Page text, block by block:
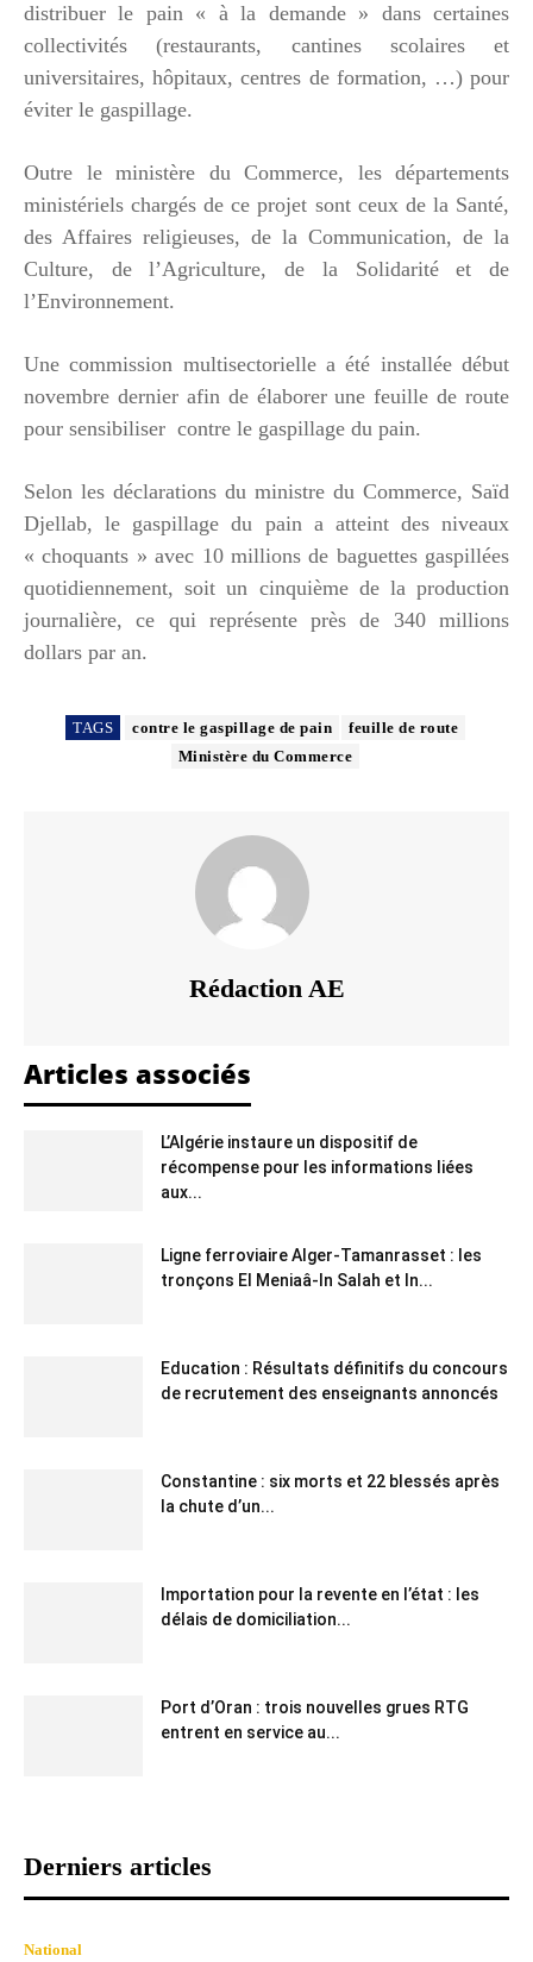
distribuer le pain « à la demande » dans certaines
collectivités (restaurants, cantines scolaires et
universitaires, hôpitaux, centres de formation, …) pour
éviter le gaspillage.
Outre le ministère du Commerce, les départements
ministériels chargés de ce projet sont ceux de la Santé,
des Affaires religieuses, de la Communication, de la
Culture, de l’Agriculture, de la Solidarité et de
l’Environnement.
Une commission multisectorielle a été installée début
novembre dernier afin de élaborer une feuille de route
pour sensibiliser contre le gaspillage du pain.
Selon les déclarations du ministre du Commerce, Saïd
Djellab, le gaspillage du pain a atteint des niveaux
« choquants » avec 10 millions de baguettes gaspillées
quotidiennement, soit un cinquième de la production
journalière, ce qui représente près de 340 millions
dollars par an.
TAGS contre le gaspillage de pain
feuille de route
Ministère du Commerce
Rédaction AE
Articles associés
L’Algérie instaure un dispositif de
récompense pour les informations liées
aux...
Ligne ferroviaire Alger-Tamanrasset : les
tronçons El Meniaâ-In Salah et In...
Education : Résultats définitifs du concours
de recrutement des enseignants annoncés
Constantine : six morts et 22 blessés après
la chute d’un...
Importation pour la revente en l’état : les
délais de domiciliation...
Port d’Oran : trois nouvelles grues RTG
entrent en service au...
Derniers articles
National